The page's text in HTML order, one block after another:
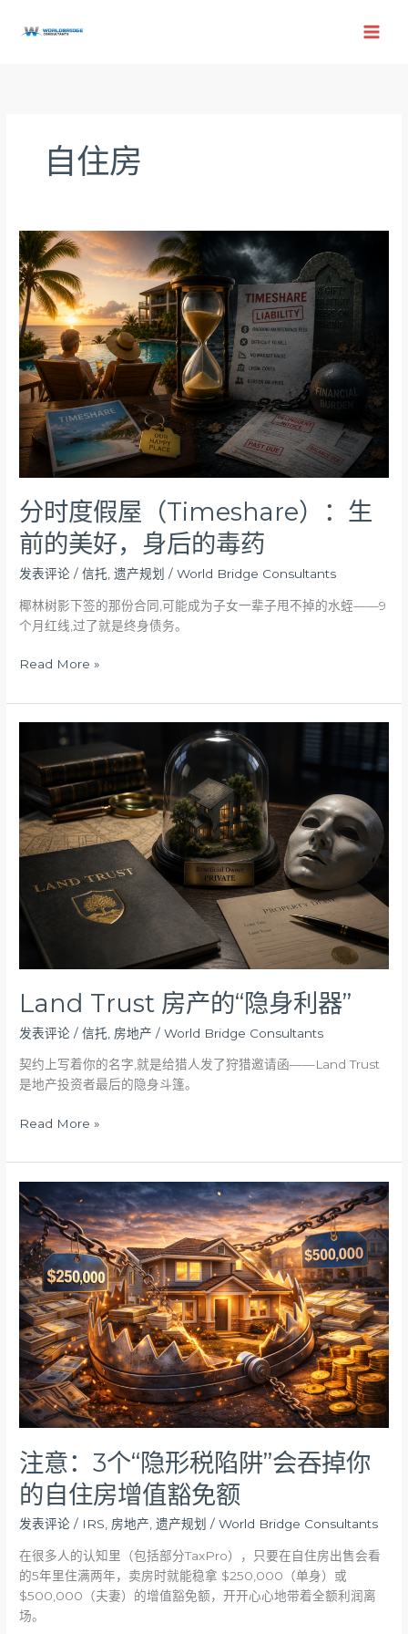
自住房
分时度假屋（Timeshare）：生
前的美好，身后的毒药
发表评论 /信托 ,遗产规划 /World Bridge Consultants
椰林树影下签的那份合同,可能成为子女一辈子甩不掉的水蛭——9
个月红线,过了就是终身债务。
分
时
度
假
屋
（Timeshare）：
生
前
的
美
好，
身
后
的
毒
药
Read More »
Land Trust 房产的“隐身利器”
发表评论 /信托 房地产 /World Bridge Consultants
契约上写着你的名字,就是给猎人发了狩猎邀请函——Land Trust
是地产投资者最后的隐身斗篷。
产
的
“隐
身
器”
Read More »
注意：3个“隐形税陷阱”会吞掉你
的自住房增值豁免额
发表评论 / IRS, 房地产,遗产规划 /World Bridge Consultants
在很多人的认知里（包括部分TaxPro），只要在自住房出售会看
的5年里住满两年，卖房时就能稳拿 $250,000（单身）或
$500,000（夫妻）的增值豁免额，开开心心地带着全额利润离
场。
注
意：
3
个
“隐
形
税
陷
阱”
会
吞
掉
你
的
自
住
增
值
豁
免
额